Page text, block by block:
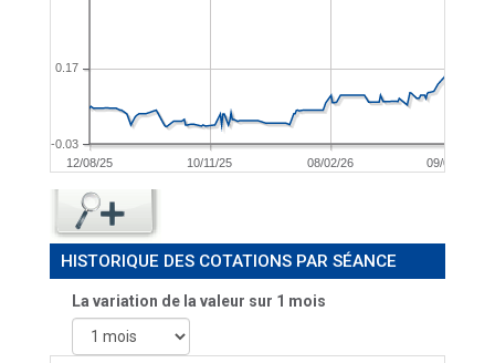
12/08/25 10/11/25 08/02/26 09/05/26
-0.03
0.17
HISTORIQUE DES COTATIONS PAR SÉANCE
La variation de la valeur sur 1 mois